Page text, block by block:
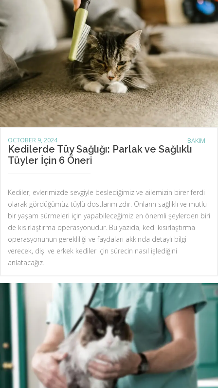
BAKIM
OCTOBER 9, 2024
Kedilerde Tüy Sağlığı: Parlak ve Sağlıklı
Tüyler İçin 6 Öneri
Kediler, evlerimizde sevgiyle beslediğimiz ve ailemizin birer ferdi
olarak gördüğümüz tüylü dostlarımızdır. Onların sağlıklı ve mutlu
bir yaşam sürmeleri için yapabileceğimiz en önemli şeylerden biri
de kısırlaştırma operasyonudur. Bu yazıda, kedi kısırlaştırma
operasyonunun gerekliliği ve faydaları akkında detaylı bilgi
verecek, dişi ve erkek kediler için sürecin nasıl işlediğini
anlatacağız.